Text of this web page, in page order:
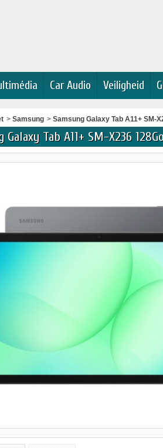
Car Audio Veiligheid
> Samsung > Samsung Galaxy Tab A11+ SM-
Galaxy Tab A11+ SM-X236